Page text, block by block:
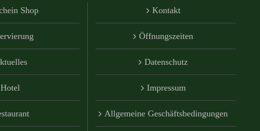
Shop
Hotel
Kontakt
Öffnungszeiten
Datenschutz
Impressum
Allgemeine Geschäftsbedingungen